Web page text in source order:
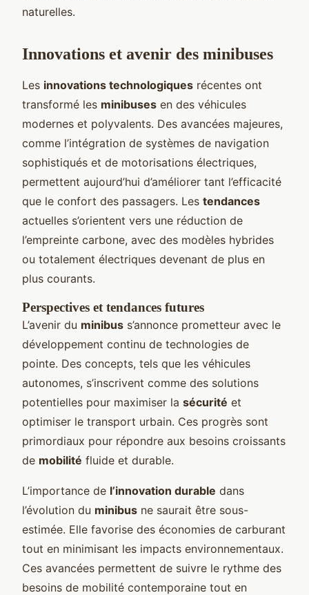
naturelles.
Innovations et avenir des minibuses
Les innovations technologiques récentes ont
transformé les minibuses en des véhicules
modernes et polyvalents. Des avancées majeures,
comme l’intégration de systèmes de navigation
sophistiqués et de motorisations électriques,
permettent aujourd’hui d’améliorer tant l’efficacité
que le confort des passagers. Les tendances
actuelles s’orientent vers une réduction de
l’empreinte carbone, avec des modèles hybrides
ou totalement électriques devenant de plus en
plus courants.
Perspectives et tendances futures
L’avenir du minibus s’annonce prometteur avec le
développement continu de technologies de
pointe. Des concepts, tels que les véhicules
autonomes, s’inscrivent comme des solutions
potentielles pour maximiser la sécurité et
optimiser le transport urbain. Ces progrès sont
primordiaux pour répondre aux besoins croissants
de mobilité fluide et durable.
L’importance de l’innovation durable dans
l’évolution du minibus ne saurait être sous-
estimée. Elle favorise des économies de carburant
tout en minimisant les impacts environnementaux.
Ces avancées permettent de suivre le rythme des
besoins de mobilité contemporaine tout en